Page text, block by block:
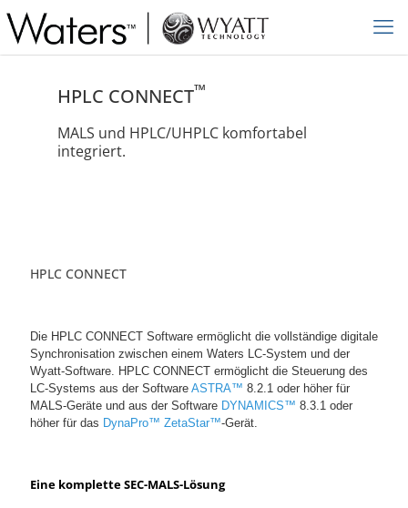
HPLC CONNECT™
MALS und HPLC/UHPLC komfortabel
integriert.
HPLC CONNECT
Die HPLC CONNECT Software ermöglicht die vollständige digitale
Synchronisation zwischen einem Waters LC-System und der
Wyatt-Software. HPLC CONNECT ermöglicht die Steuerung des
LC-Systems aus der Software ASTRA™ 8.2.1 oder höher für
MALS-Geräte und aus der Software DYNAMICS™ 8.3.1 oder
höher für das DynaPro™ ZetaStar™-Gerät.
Eine komplette SEC-MALS-Lösung